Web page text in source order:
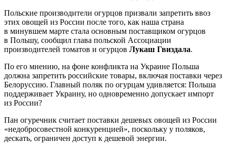
Польские производители огурцов призвали запретить ввоз
этих овощей из России после того, как наша страна
в минувшем марте стала основным поставщиком огурцов
в Польшу, сообщил глава польской Ассоциации
производителей томатов и огурцов Лукаш Гвиздала.
По его мнению, на фоне конфликта на Украине Польша
должна запретить российские товары, включая поставки через
Белоруссию. Главный поляк по огурцам удивляется: Польша
поддерживает Украину, но одновременно допускает импорт
из России?
Пан огуречник считает поставки дешевых овощей из России
«недобросовестной конкуренцией», поскольку у поляков,
дескать, ограничен доступ к дешевой энергии.